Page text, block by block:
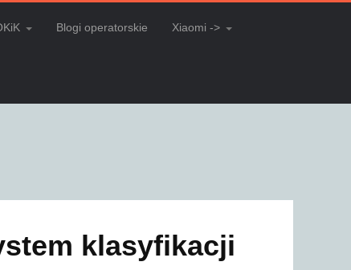
Blogi operatorskie Xiaomi ->
klasyfikacji